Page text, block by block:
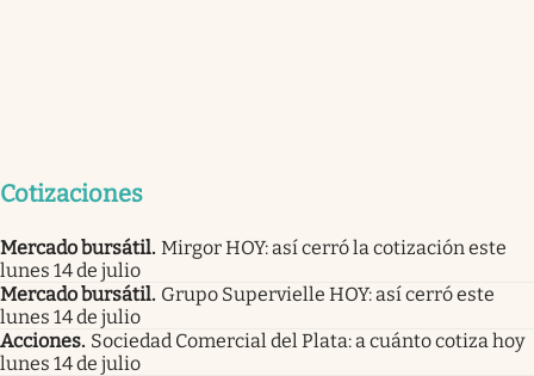
Cotizaciones
Mercado bursátil. Mirgor HOY: así cerró la cotización este
lunes 14 de julio
Mercado bursátil. Grupo Supervielle HOY: así cerró este
lunes 14 de julio
Acciones. Sociedad Comercial del Plata: a cuánto cotiza hoy
lunes 14 de julio